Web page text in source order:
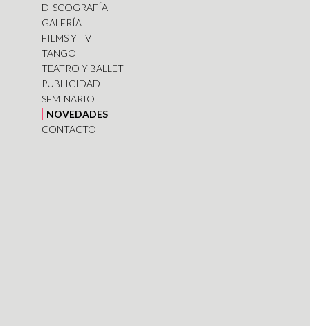
DISCOGRAFÍA
GALERÍA
FILMS Y TV
TANGO
TEATRO Y BALLET
PUBLICIDAD
SEMINARIO
NOVEDADES
CONTACTO